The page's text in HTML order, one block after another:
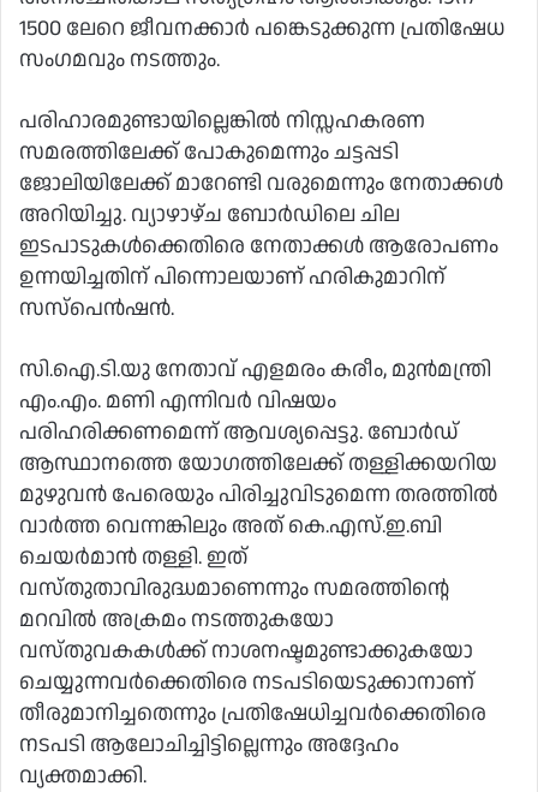
1500 ലേറെ ജീവനക്കാര്‍ പങ്കെടുക്കുന്ന പ്രതിഷേധ
സംഗമവും നടത്തും.
പരിഹാരമുണ്ടായില്ലെങ്കില്‍ നിസ്സഹകരണ
സമരത്തിലേക്ക് പോകുമെന്നും ചട്ടപ്പടി
ജോലിയിലേക്ക് മാറേണ്ടി വരുമെന്നും നേതാക്കള്‍
അറിയിച്ചു. വ്യാഴാഴ്ച ബോര്‍ഡിലെ ചില
ഇടപാടുകള്‍ക്കെതിരെ നേതാക്കള്‍ ആരോപണം
ഉന്നയിച്ചതിന് പിന്നാെലയാണ് ഹരികുമാറിന്
സസ്‌പെന്‍ഷന്‍.
സി.ഐ.ടി.യു നേതാവ് എളമരം കരീം, മുന്‍മന്ത്രി
എം.എം. മണി എന്നിവര്‍ വിഷയം
പരിഹരിക്കണമെന്ന് ആവശ്യപ്പെട്ടു. ബോര്‍ഡ്
ആസ്ഥാനത്തെ യോഗത്തിലേക്ക് തള്ളിക്കയറിയ
മുഴുവന്‍ പേരെയും പിരിച്ചുവിടുമെന്ന തരത്തില്‍
വാര്‍ത്ത വെന്നങ്കിലും അത് കെ.എസ്.ഇ.ബി
ചെയര്‍മാന്‍ തള്ളി. ഇത്
വസ്തുതാവിരുദ്ധമാണെന്നും സമരത്തിന്റെ
മറവില്‍ അക്രമം നടത്തുകയോ
വസ്തുവകകള്‍ക്ക് നാശനഷ്ടമുണ്ടാക്കുകയോ
ചെയ്യുന്നവര്‍ക്കെതിരെ നടപടിയെടുക്കാനാണ്
തീരുമാനിച്ചതെന്നും പ്രതിഷേധിച്ചവര്‍ക്കെതിരെ
നടപടി ആലോചിച്ചിട്ടില്ലെന്നും അദ്ദേഹം
വ്യക്തമാക്കി.